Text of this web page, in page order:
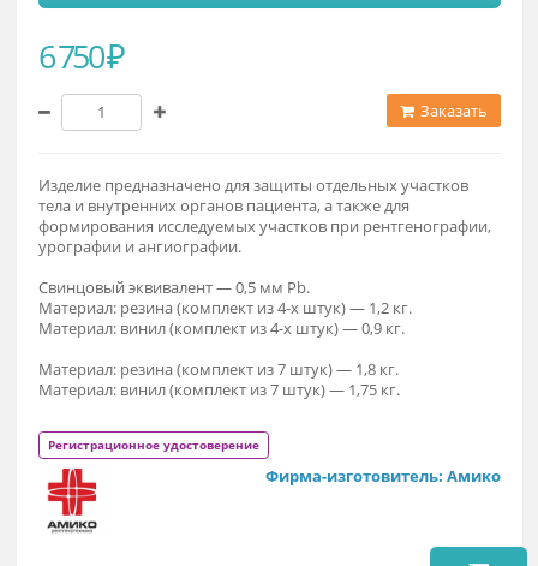
Модификация
4 элемента Pb=0,5, резина (синий) (6 750 ₽)
6 750 ₽
Изделие предназначено для защиты отдельных участков
тела и внутренних органов пациента, а также для
формирования исследуемых участков при
урографии и ангиографии.
Свинцовый эквивалент — 0,5 мм Pb.
Материал: резина (комплект из 4-х штук) — 1,2 кг.
Материал: винил (комплект из 4-х штук) — 0,9 кг.
Материал: резина (комплект из 7 штук) — 1,8 кг.
Материал: винил (комплект из 7 штук) — 1,75 кг.